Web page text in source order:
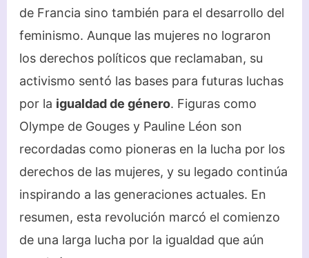
de Francia sino también para el desarrollo del
feminismo. Aunque las mujeres no lograron
los derechos políticos que reclamaban, su
activismo sentó las bases para futuras luchas
por la igualdad de género. Figuras como
Olympe de Gouges y Pauline Léon son
recordadas como pioneras en la lucha por los
derechos de las mujeres, y su legado continúa
inspirando a las generaciones actuales. En
resumen, esta revolución marcó el comienzo
de una larga lucha por la igualdad que aún